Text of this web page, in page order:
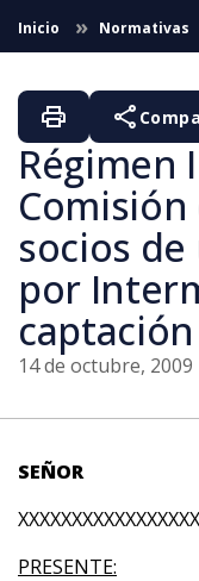
Saltar al contenido
Inicio Normativas
cobrada por socios de
Régimen
socios
por
14 de octubre, 2009
print share
SEÑOR
PRESENTE: